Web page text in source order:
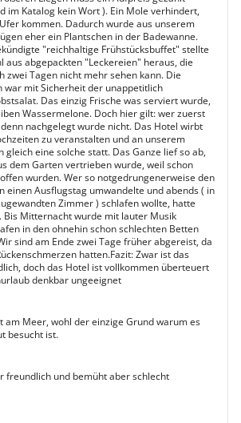
im Katalog kein Wort ). Ein Mole verhindert,
kommen. Dadurch wurde aus unserem
eher ein Plantschen in der Badewanne.
"reichhaltige Frühstücksbuffet" stellte
aus abgepackten "Leckereien" heraus, die
zwei Tagen nicht mehr sehen kann. Die
war mit Sicherheit der unappetitlich
Das einzig Frische was serviert wurde,
Wassermelone. Doch hier gilt: wer zuerst
nachgelegt wurde nicht. Das Hotel wirbt
zu veranstalten und an unserem
gleich eine solche statt. Das Ganze lief so ab,
dem Garten vertrieben wurde, weil schon
wurden. Wer so notgedrungenerweise den
einen Ausflugstag umwandelte und abends ( in
Zimmer ) schlafen wollte, hatte
Bis Mitternacht wurde mit lauter Musik
in den ohnehin schon schlechten Betten
sind am Ende zwei Tage früher abgereist, da
hatten.Fazit: Zwar ist das
doch das Hotel ist vollkommen überteuert
denkbar ungeeignet
am Meer, wohl der einzige Grund warum es
besucht ist.
freundlich und bemüht aber schlecht